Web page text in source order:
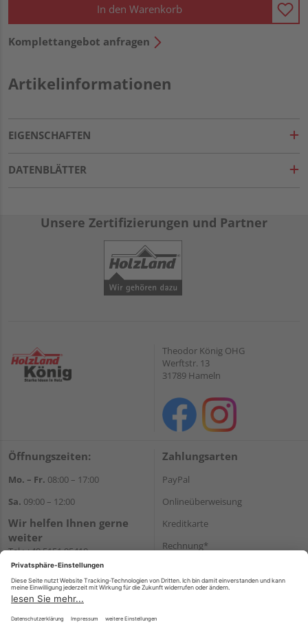
In den Warenkorb
Komplettangebot anfragen
Artikelinformationen
EIGENSCHAFTEN
DATENBLÄTTER
Unsere Zertifizierungen und Partner
Theodor König OHG
Werftstr. 13
31789 Hameln
Öffnungszeiten:
Mo. – Fr. 08:00 – 17:00
Sa. 09:00 – 12:00
Wir helfen Ihnen gerne
weiter
Tel.:+49 5151 95410
E-Mail:shop@holzland-koenig.de
Zahlungsarten
PayPal
Onlineüberweisung
Kreditkarte
Rechnung*
Versand